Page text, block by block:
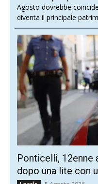
Agosto dovrebbe
diventa il principale
Ponticelli, 12enne
dopo una lite con